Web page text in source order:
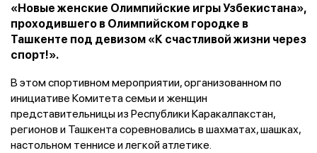
«Новые женские Олимпийские игры Узбекистана»,
проходившего в Олимпийском городке в
Ташкенте под девизом «К счастливой жизни через
спорт!».
В этом спортивном мероприятии, организованном по
инициативе Комитета семьи и женщин
представительницы из Республики Каракалпакстан,
регионов и Ташкента соревновались в шахматах, шашках,
настольном теннисе и легкой атлетике.